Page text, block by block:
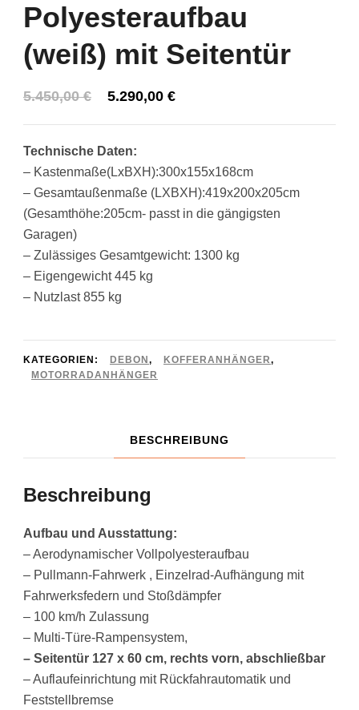
Polyesteraufbau
(weiß) mit Seitentür
5.450,00€
Ursprünglicher
5.450,00 €
5.290,00 €Aktueller
5.290,00 €.
Technische Daten:
– Kastenmaße(LxBXH):300x155x168cm
– Gesamtaußenmaße (LXBXH):419x200x205cm
(Gesamthöhe:205cm- passt in die gängigsten
Garagen)
– Zulässiges Gesamtgewicht: 1300 kg
– Eigengewicht 445 kg
– Nutzlast 855 kg
KATEGORIEN: DEBON , KOFFERANHÄNGER,
MOTORRADANHÄNGER
BESCHREIBUNG
Beschreibung
Aufbau und Ausstattung:
– Aerodynamischer Vollpolyesteraufbau
– Pullmann-Fahrwerk , Einzelrad-Aufhängung mit
Fahrwerksfedern und Stoßdämpfer
– 100 km/h Zulassung
– Multi-Türe-Rampensystem,
– Seitentür 127 x 60 cm, rechts vorn, abschließbar
– Auflaufeinrichtung mit Rückfahrautomatik und
Feststellbremse